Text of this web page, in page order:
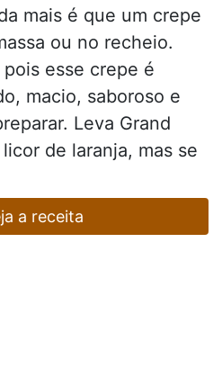
mais é que um crepe
ou no recheio.
esse crepe é
macio, saboroso e
Leva Grand
de laranja, mas se
a receita